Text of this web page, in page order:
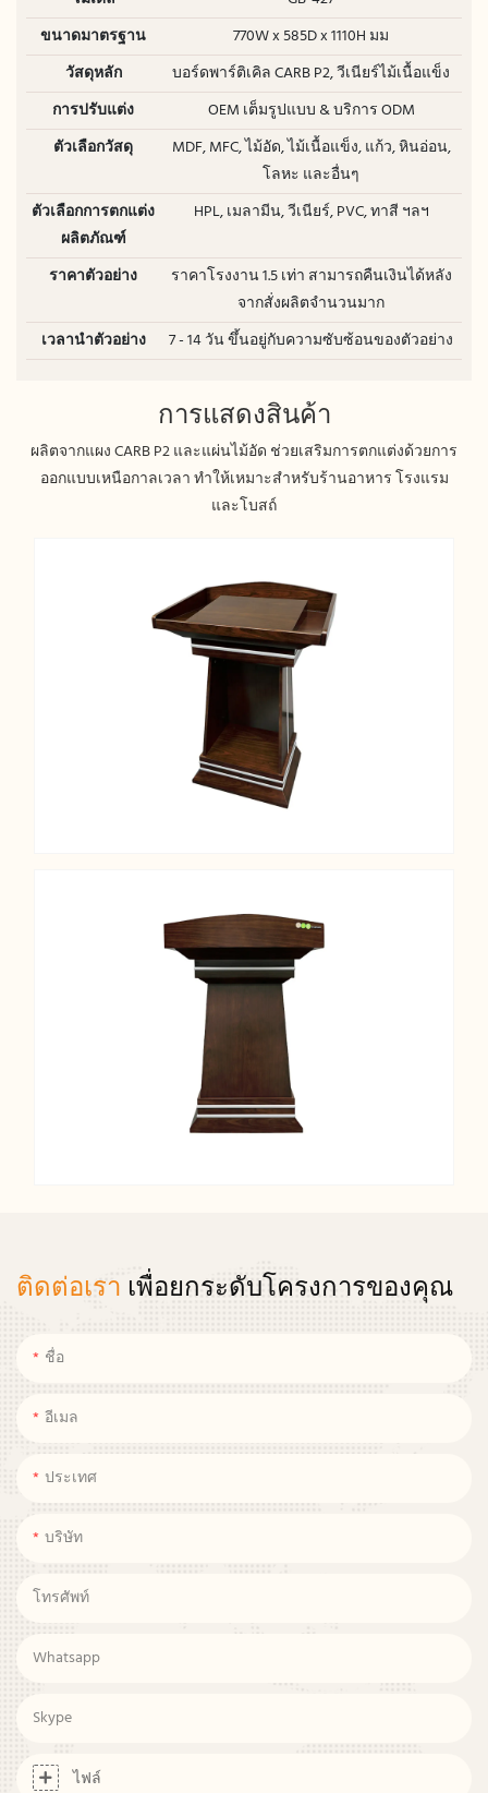
ขนาดมาตรฐาน
770W x 585D x 1110H มม
วัสดุหลัก
บอร์ดพาร์ติเคิล CARB P2, วีเนียร์ไม้เนื้อแข็ง
การปรับแต่ง
OEM เต็มรูปแบบ & บริการ ODM
ตัวเลือกวัสดุ
MDF, MFC, ไม้อัด, ไม้เนื้อแข็ง, แก้ว, หินอ่อน,
โลหะ และอื่นๆ
ตัวเลือกการตกแต่ง
ผลิตภัณฑ์
HPL, เมลามีน, วีเนียร์, PVC, ทาสี ฯลฯ
ราคาตัวอย่าง
ราคาโรงงาน 1.5 เท่า สามารถคืนเงินได้หลัง
จากสั่งผลิตจำนวนมาก
เวลานำตัวอย่าง
7 - 14 วัน ขึ้นอยู่กับความซับซ้อนของตัวอย่าง
การแสดงสินค้า
ผลิตจากแผง CARB P2 และแผ่นไม้อัด ช่วยเสริมการตกแต่งด้วยการ
ออกแบบเหนือกาลเวลา ทำให้เหมาะสำหรับร้านอาหาร โรงแรม
และโบสถ์
ติดต่อเรา เพื่อยกระดับโครงการของคุณ
ชื่อ
อีเมล
ประเทศ
บริษัท
โทรศัพท์
Whatsapp
Skype
ไฟล์